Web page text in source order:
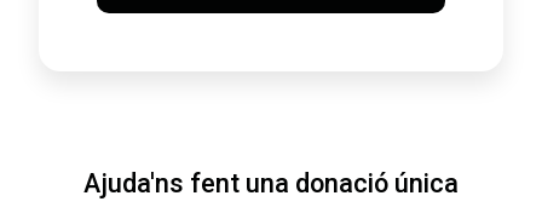
Ajuda'ns fent una donació única